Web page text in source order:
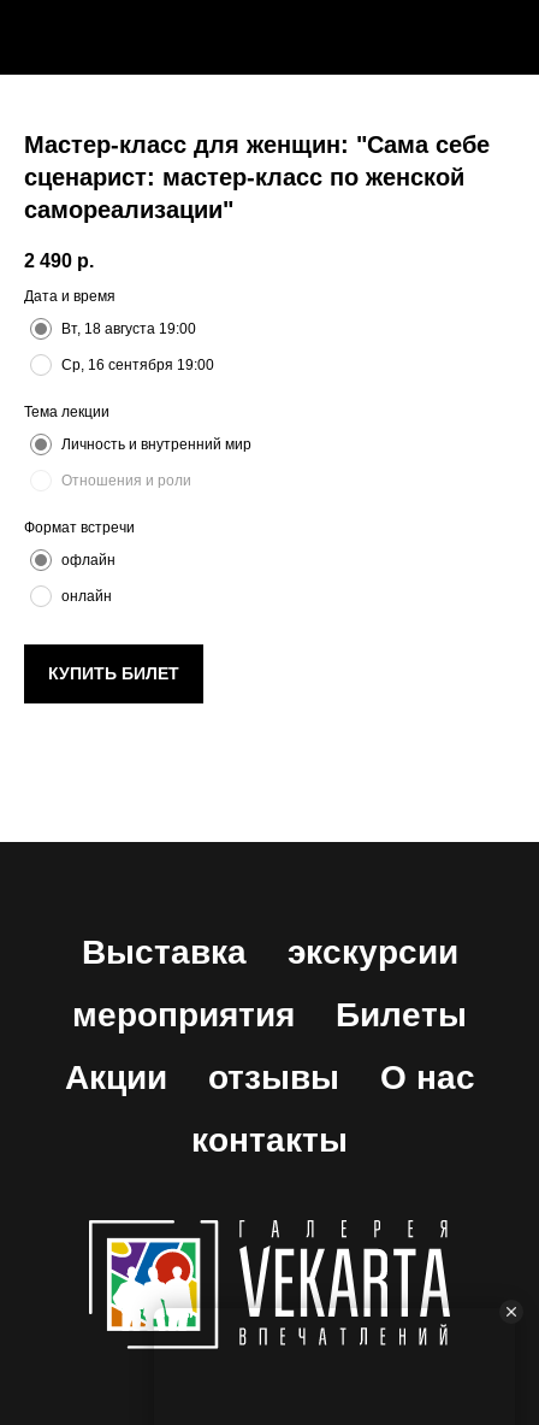
Мастер-класс для женщин: "Сама себе
сценарист: мастер-класс по женской
самореализации"
2 490 р.
Дата и время
Вт, 18 августа 19:00
Ср, 16 сентября 19:00
Тема лекции
Личность и внутренний мир
Отношения и роли
Формат встречи
офлайн
онлайн
КУПИТЬ БИЛЕТ
Выставка
экскурсии
мероприятия
Билеты
Акции
отзывы
О нас
контакты